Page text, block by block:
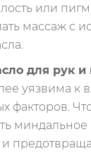
или
массаж с
для рук и
уязвима к
факторов.
миндальное